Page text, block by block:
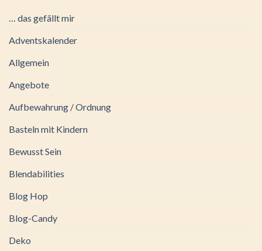
… das gefällt mir
Adventskalender
Allgemein
Angebote
Aufbewahrung / Ordnung
Basteln mit Kindern
Bewusst Sein
Blendabilities
Blog Hop
Blog-Candy
Deko